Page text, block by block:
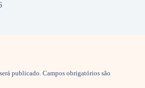
publicado. Campos obrigatórios são